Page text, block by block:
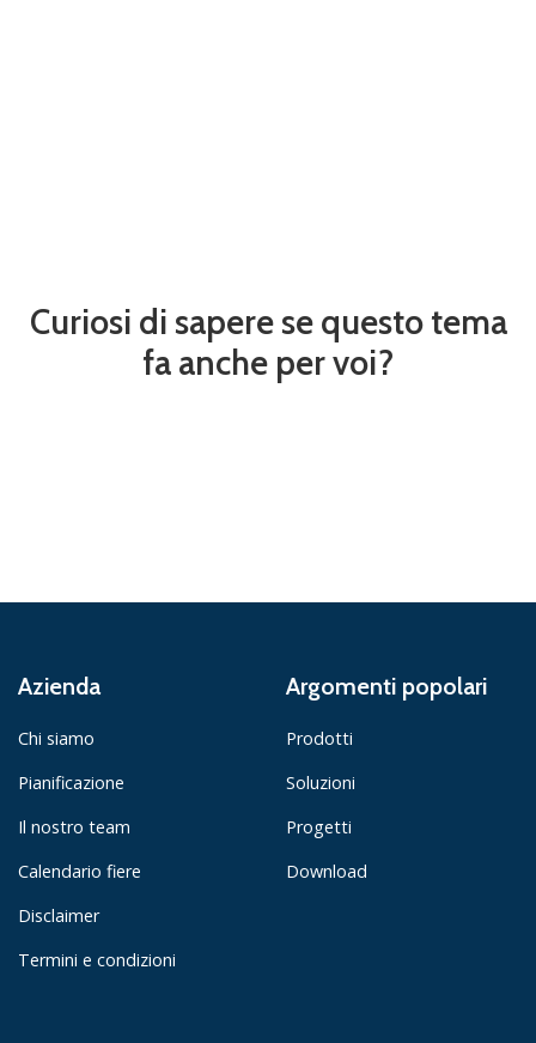
Curiosi di sapere se questo tema
fa anche per voi?
Azienda
Chi siamo
Pianificazione
Il nostro team
Calendario fiere
Disclaimer
Termini e condizioni
Argomenti popolari
Prodotti
Soluzioni
Progetti
Download